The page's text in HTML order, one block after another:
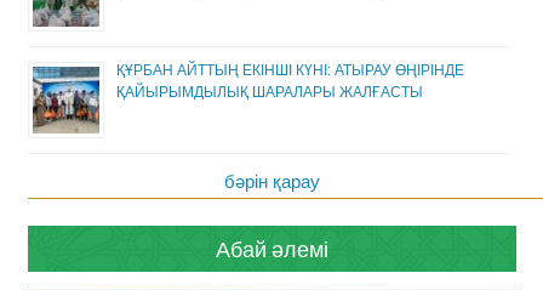
ҚҰРБАН АЙТТЫҢ ЕКІНШІ КҮНІ: АТЫРАУ ӨҢІРІНДЕ
ҚАЙЫРЫМДЫЛЫҚ ШАРАЛАРЫ ЖАЛҒАСТЫ
бәрін қарау
Абай әлемі